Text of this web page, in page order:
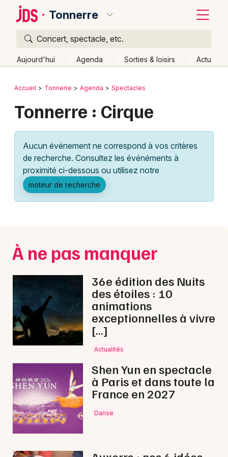
Tonnerre
Concert, spectacle, etc.
Aujourd'hui Agenda Sorties & loisirs Actu
Publier un événement
Grands événements
Activité & Expérience
Manifestations
Spectacles
Concerts
Sports
Soirées
Sorties famille
Sorties & loisirs
Cirque dans l' Yonne
Bordeaux
Lille
Lyon
Marseille
Nantes
Nice
Paris
Strasbourg
Toulouse
Retour
Accueil Tonnerre Agenda Spectacles
Tonnerre : Cirque
Aucun événement ne correspond à vos critères
de recherche. Consultez les événéments à
proximité ci-dessous ou utilisez notre
moteur de recherche
À ne pas manquer
36e édition des Nuits
des étoiles : 10
animations
exceptionnelles à vivre
[…]
Actualités
Shen Yun en spectacle
à Paris et dans toute la
France en 2027
Danse
Quoi ?
Où ?
Partout
Près de moi Changer de lieu
Quand ?
Ce week-end